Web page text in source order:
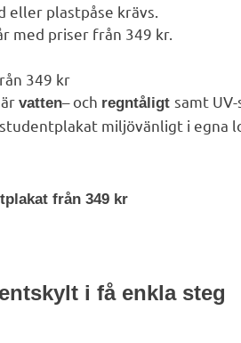
eller plastpåse krävs.
med priser från 349 kr.
349 kr
vatten– och regntåligt samt
miljövänligt i egna
från 349 kr
i få enkla steg